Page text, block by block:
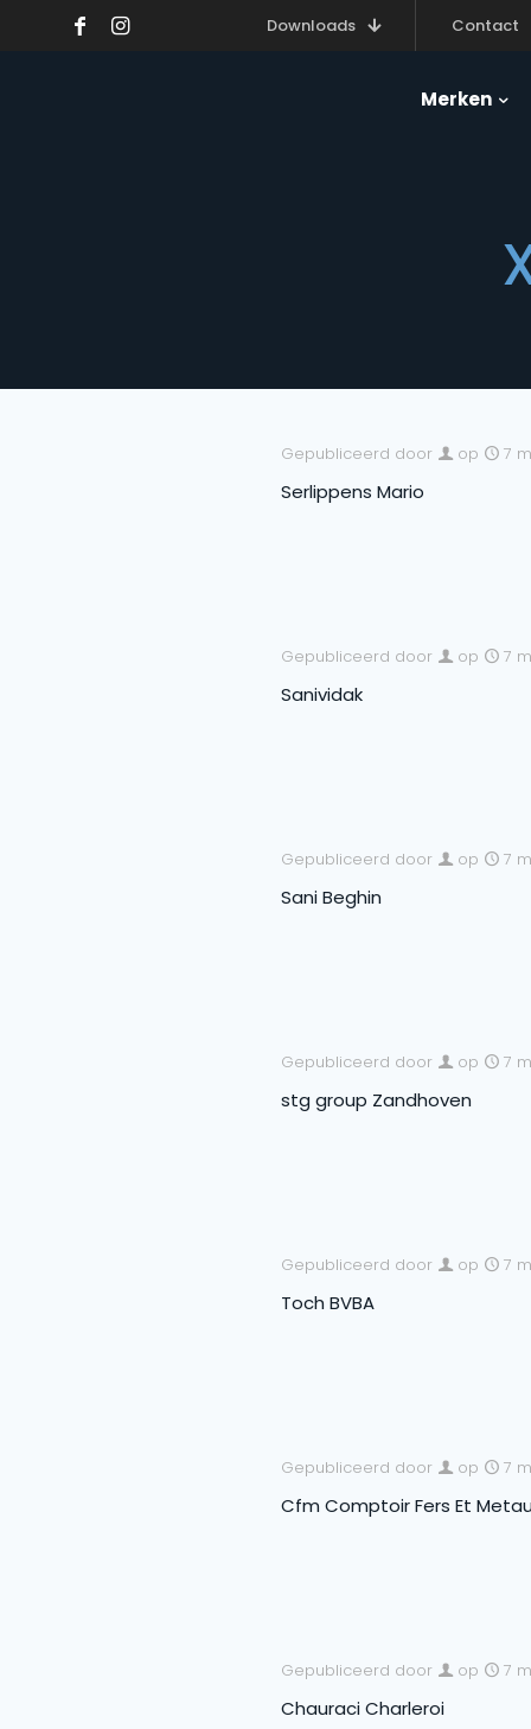
Downloads Contact
Merken
Gepubliceerd door op 7
Serlippens Mario
Gepubliceerd door op 7
Sanividak
Gepubliceerd door op 7
Sani Beghin
Gepubliceerd door op 7
stg group Zandhoven
Gepubliceerd door op 7
Toch BVBA
Gepubliceerd door op 7
Cfm Comptoir Fers Et
Gepubliceerd door op 7
Chauraci Charleroi